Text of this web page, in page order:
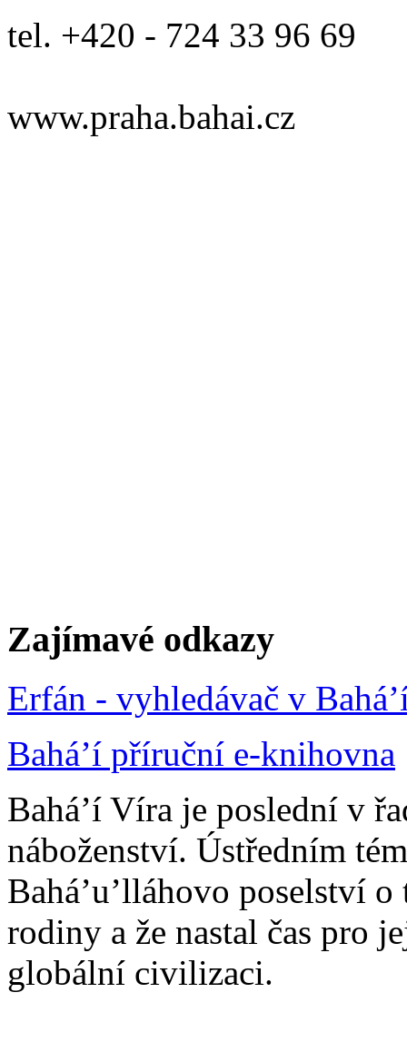
tel. +420 - 724 33 96 69
www.praha.bahai.cz
Zajímavé odkazy
Erfán - vyhledávač v
Bahá’í příruční e-knihovna
Bahá’í Víra je poslední v
náboženství. Ústředním
Bahá’u’lláhovo poselství
rodiny a že nastal čas pro
globální civilizaci.